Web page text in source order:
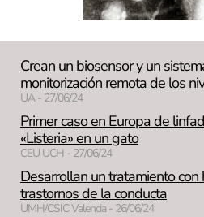
Crean un biosensor y un
monitorización remota de los
UA - 27/06/24
Primer caso en Europa de
«Listeria» en un gato
CEU UCH - 27/06/24
Desarrollan un tratamiento
trastornos de la conducta
UMH/CSIC Valencia - 26/06/24